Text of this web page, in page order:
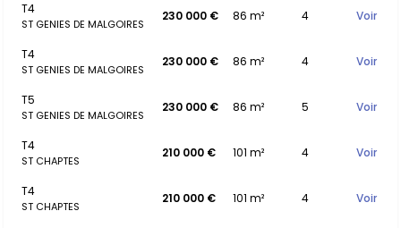
T4
ST GENIES DE MALGOIRES
230 000 € 86 m² 4 Voir
T4
ST GENIES DE MALGOIRES
230 000 € 86 m² 4 Voir
T5
ST GENIES DE MALGOIRES
230 000 € 86 m² 5 Voir
T4
ST CHAPTES
210 000 € 101 m² 4 Voir
T4
ST CHAPTES
210 000 € 101 m² 4 Voir